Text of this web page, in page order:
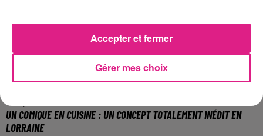
15 septembre 2023
UN COMIQUE EN CUISINE : UN CONCEPT TOTALEMENT INÉDIT EN
LORRAINE
Gérer mes choix
Accepter et fermer